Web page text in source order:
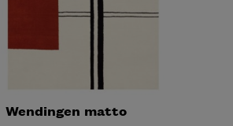
Wendingen matto